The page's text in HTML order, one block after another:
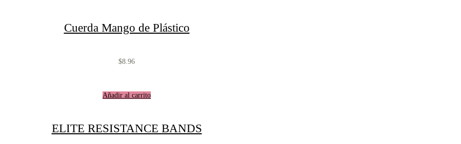
Cuerda Mango de Plástico
$8.96
Añadir al carrito
ELITE RESISTANCE BANDS